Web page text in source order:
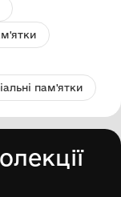
пам'ятки